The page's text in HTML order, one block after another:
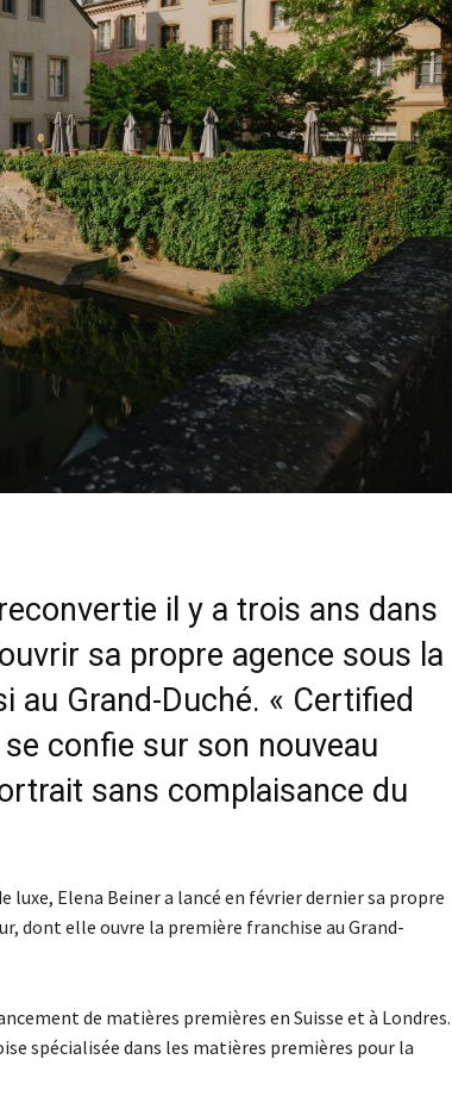
il y a trois ans dans
sa propre agence sous la
au Grand-Duché. « Certified
confie sur son nouveau
sans complaisance du
Elena Beiner a lancé en février dernier sa propre
dont elle ouvre la première franchise au Grand-
de matières premières en Suisse et à Londres.
spécialisée dans les matières premières pour la